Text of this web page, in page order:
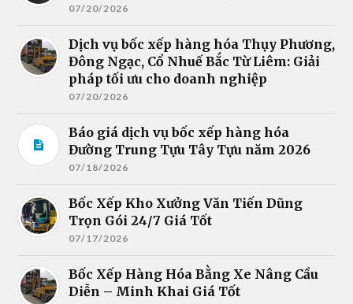
07/20/2026
Dịch vụ bốc xếp hàng hóa Thụy Phương,
Đông Ngạc, Cổ Nhuế Bắc Từ Liêm: Giải
pháp tối ưu cho doanh nghiệp
07/20/2026
Báo giá dịch vụ bốc xếp hàng hóa
Đường Trung Tựu Tây Tựu năm 2026
07/18/2026
Bốc Xếp Kho Xưởng Văn Tiến Dũng
Trọn Gói 24/7 Giá Tốt
07/17/2026
Bốc Xếp Hàng Hóa Bằng Xe Nâng Cầu
Diễn – Minh Khai Giá Tốt